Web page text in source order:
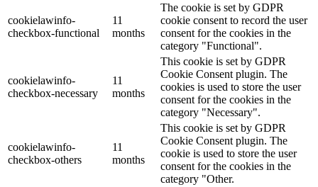
cookielawinfo-
checkbox-functional
11
months
The cookie is set by GDPR
cookie consent to record the user
consent for the cookies in the
category "Functional".
cookielawinfo-
checkbox-necessary
11
months
This cookie is set by GDPR
Cookie Consent plugin. The
cookies is used to store the user
consent for the cookies in the
category "Necessary".
cookielawinfo-
checkbox-others
11
months
This cookie is set by GDPR
Cookie Consent plugin. The
cookie is used to store the user
consent for the cookies in the
category "Other.